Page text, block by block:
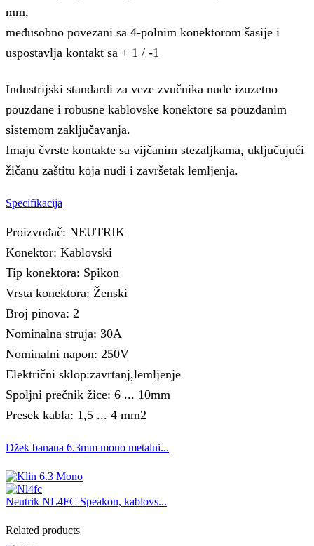
mm,
međusobno povezani sa 4-polnim konektorom šasije i
uspostavlja kontakt sa + 1 / -1
Industrijski standardi za veze zvučnika nude izuzetno
pouzdane i robusne kablovske konektore sa pouzdanim
sistemom zaključavanja.
Imaju čvrste kontakte sa vijčanim stezaljkama, uključujući
žičanu zaštitu koja nudi i završetak lemljenja.
Specifikacija
Proizvođač: NEUTRIK
Konektor: Kablovski
Tip konektora: Spikon
Vrsta konektora: Ženski
Broj pinova: 2
Nominalna struja: 30A
Nominalni napon: 250V
Električni sklop:zavrtanj,lemljenje
Spoljni prečnik žice: 6 ... 10mm
Presek kabla: 1,5 ... 4 mm2
Džek banana 6.3mm mono metalni...
Neutrik NL4FC Speakon, kablovs...
Related products